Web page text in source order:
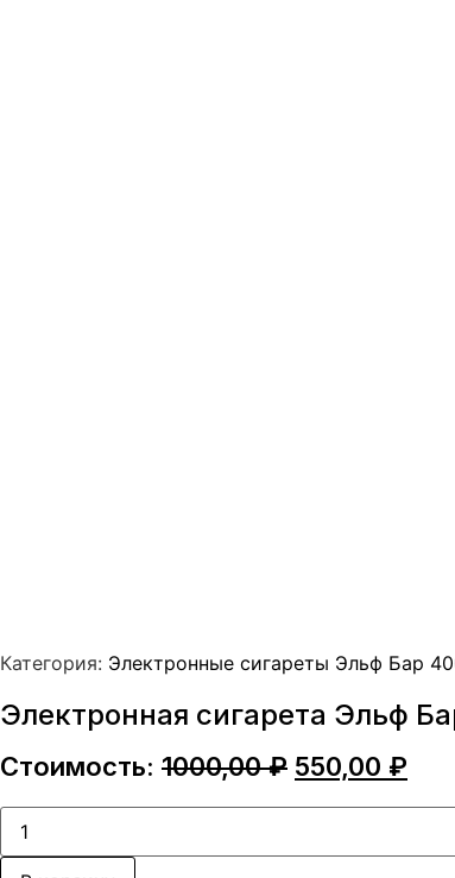
Категория: Электронные сигареты Эльф Бар
Электронная сигарета Эльф
Стоимость: 1000,00₽
составляла
550,00 ₽
Количество
товара
Электронная
сигарета